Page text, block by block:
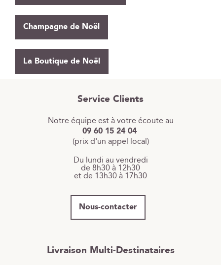
Champagne de Noël
La Boutique de Noël
Service Clients
Notre équipe est à votre écoute au
09 60 15 24 04
(prix d'un appel local)
Du lundi au vendredi
de 8h30 à 12h30
et de 13h30 à 17h30
Nous-contacter
Livraison Multi-Destinataires